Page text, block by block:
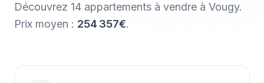
Découvrez 14 appartements à vendre à Vougy.
Prix moyen : 254 357€.